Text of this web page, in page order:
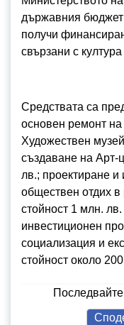
държавния
получи
свързани с култура
Средствата са
основен ремонт
Художествен
създаване на Арт-
лв.; проектиране и
обществен отдих в
стойност 1 млн.
инвестиционен
социализация и
стойност около